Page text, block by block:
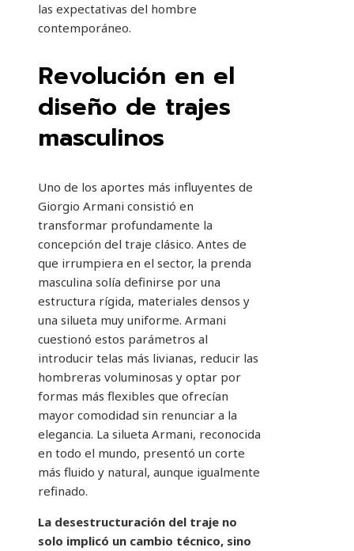
las expectativas del hombre
contemporáneo.
Revolución en el
diseño de trajes
masculinos
Uno de los aportes más influyentes de
Giorgio Armani consistió en
transformar profundamente la
concepción del traje clásico. Antes de
que irrumpiera en el sector, la prenda
masculina solía definirse por una
estructura rígida, materiales densos y
una silueta muy uniforme. Armani
cuestionó estos parámetros al
introducir telas más livianas, reducir las
hombreras voluminosas y optar por
formas más flexibles que ofrecían
mayor comodidad sin renunciar a la
elegancia. La silueta Armani, reconocida
en todo el mundo, presentó un corte
más fluido y natural, aunque igualmente
refinado.
La desestructuración del traje no
solo implicó un cambio técnico, sino